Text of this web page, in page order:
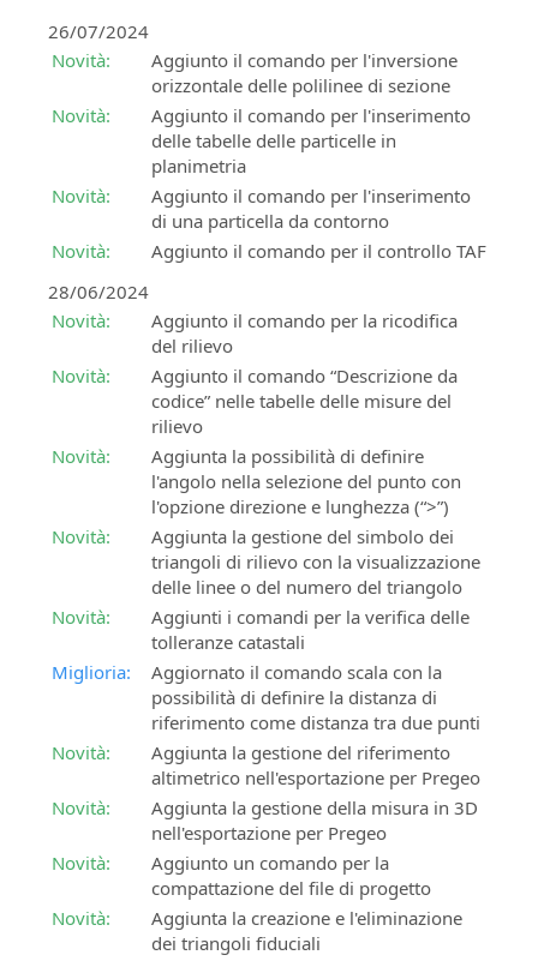
26/07/2024
Novità:
Aggiunto il comando per l'inversione
orizzontale delle polilinee di sezione
Novità:
Aggiunto il comando per l'inserimento
delle tabelle delle particelle in
planimetria
Novità:
Aggiunto il comando per l'inserimento
di una particella da contorno
Novità:
Aggiunto il comando per il controllo TAF
28/06/2024
Novità:
Aggiunto il comando per la ricodifica
del rilievo
Novità:
Aggiunto il comando “Descrizione da
codice” nelle tabelle delle misure del
rilievo
Novità:
Aggiunta la possibilità di definire
l'angolo nella selezione del punto con
l'opzione direzione e lunghezza (“>”)
Novità:
Aggiunta la gestione del simbolo dei
triangoli di rilievo con la visualizzazione
delle linee o del numero del triangolo
Novità:
Aggiunti i comandi per la verifica delle
tolleranze catastali
Miglioria:
Aggiornato il comando scala con la
possibilità di definire la distanza di
riferimento come distanza tra due punti
Novità:
Aggiunta la gestione del riferimento
altimetrico nell'esportazione per Pregeo
Novità:
Aggiunta la gestione della misura in 3D
nell'esportazione per Pregeo
Novità:
Aggiunto un comando per la
compattazione del file di progetto
Novità:
Aggiunta la creazione e l'eliminazione
dei triangoli fiduciali